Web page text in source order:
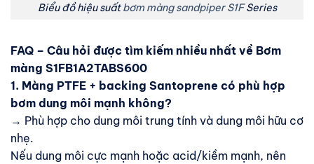
Biểu đồ hiệu suấtbơm màng sandpiper S1FSeries
FAQ – Câu hỏi được tìm kiếm nhiều nhất về Bơm
màng S1FB1A2TABS600
1. Màng PTFE + backing Santoprene có phù hợp
bơm dung môi mạnh không?
→ Phù hợp cho dung môi trung tính và dung môi hữu cơ
nhẹ.
Nếu dung môi cực mạnh hoặc acid/kiềm mạnh, nên